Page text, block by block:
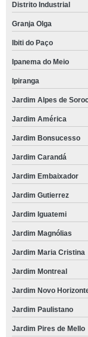
Distrito Industrial
Granja Olga
Ibiti do Paço
Ipanema do Meio
Ipiranga
Jardim Alpes de
Jardim América
Jardim Bonsucesso
Jardim Carandá
Jardim Embaixador
Jardim Gutierrez
Jardim Iguatemi
Jardim Magnólias
Jardim Maria Cristina
Jardim Montreal
Jardim Novo
Jardim Paulistano
Jardim Pires de Mello